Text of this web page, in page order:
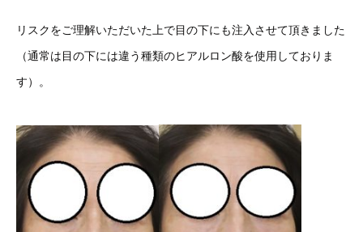
リスクをご理解いただいた上で目の下にも注入させて頂きました
（通常は目の下には違う種類のヒアルロン酸を使用しておりま
す）。